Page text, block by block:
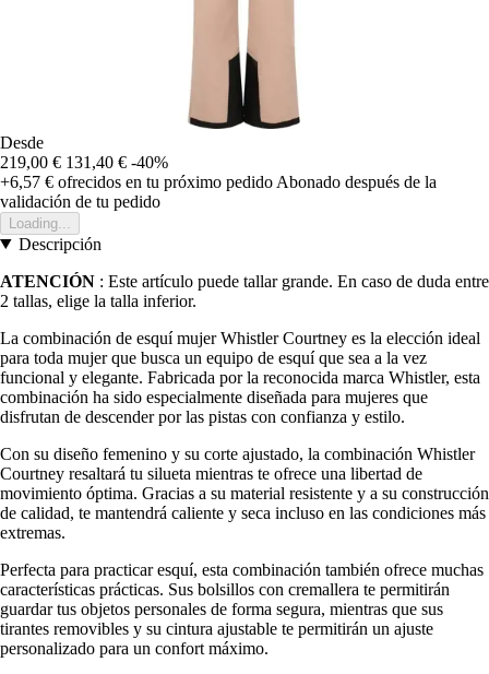
Desde
219,00 € 131,40 € -40%
+6,57 € ofrecidos en tu próximo pedido Abonado después de la
validación de tu pedido
Loading...
Descripción
ATENCIÓN : Este artículo puede tallar grande. En caso de duda entre
2 tallas, elige la talla inferior.
La combinación de esquí mujer Whistler Courtney es la elección ideal
para toda mujer que busca un equipo de esquí que sea a la vez
funcional y elegante. Fabricada por la reconocida marca Whistler, esta
combinación ha sido especialmente diseñada para mujeres que
disfrutan de descender por las pistas con confianza y estilo.
Con su diseño femenino y su corte ajustado, la combinación Whistler
Courtney resaltará tu silueta mientras te ofrece una libertad de
movimiento óptima. Gracias a su material resistente y a su construcción
de calidad, te mantendrá caliente y seca incluso en las condiciones más
extremas.
Perfecta para practicar esquí, esta combinación también ofrece muchas
características prácticas. Sus bolsillos con cremallera te permitirán
guardar tus objetos personales de forma segura, mientras que sus
tirantes removibles y su cintura ajustable te permitirán un ajuste
personalizado para un confort máximo.